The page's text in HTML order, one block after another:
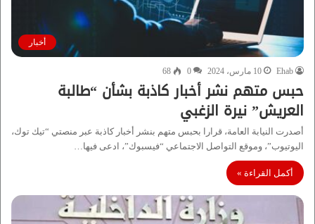
أخبار
Ehab 10 مارس، 2024 0
68
حبس متهم نشر أخبار كاذبة بشأن “طالبة
العريش” نيرة الزغبي
أصدرت النيابة العامة، قرارا بحبس متهم بنشر أخبار كاذبة عبر منصتي “تيك توك،
اليوتيوب”، وموقع التواصل الاجتماعي “فيسبوك”، ادعى فيها…
أكمل القراءة »